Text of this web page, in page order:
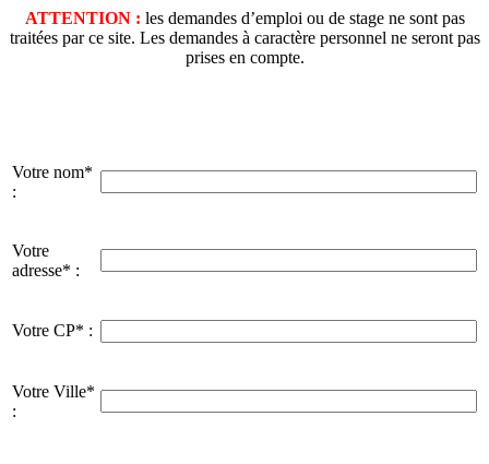
ATTENTION : les demandes d’emploi ou de stage ne sont pas
traitées par ce site. Les demandes à caractère personnel ne seront pas
prises en compte.
Votre nom*
:
Votre
adresse* :
Votre CP* :
Votre Ville*
: